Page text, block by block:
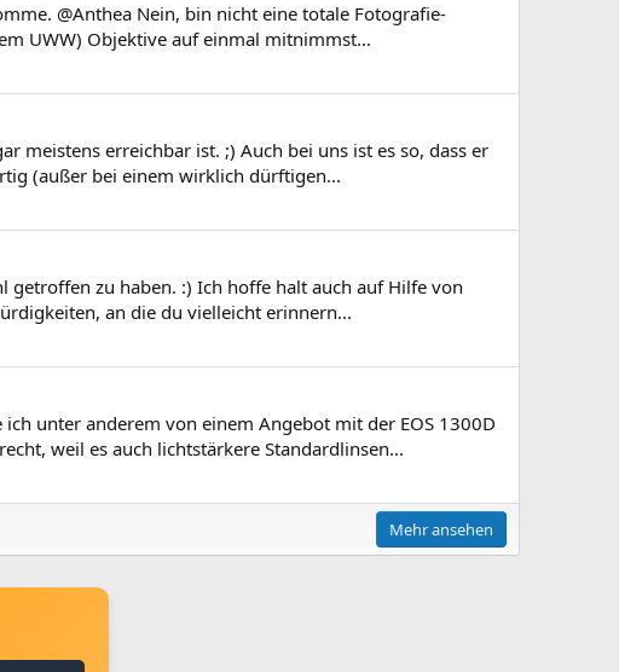
@Anthea Nein, bin nicht eine totale Fotografie-
UWW) Objektive auf einmal mitnimmst...
meistens erreichbar ist. ;) Auch bei uns ist es so, dass er
(außer bei einem wirklich dürftigen...
getroffen zu haben. :) Ich hoffe halt auch auf Hilfe von
an die du vielleicht erinnern...
unter anderem von einem Angebot mit der EOS 1300D
weil es auch lichtstärkere Standardlinsen...
Mehr ansehen